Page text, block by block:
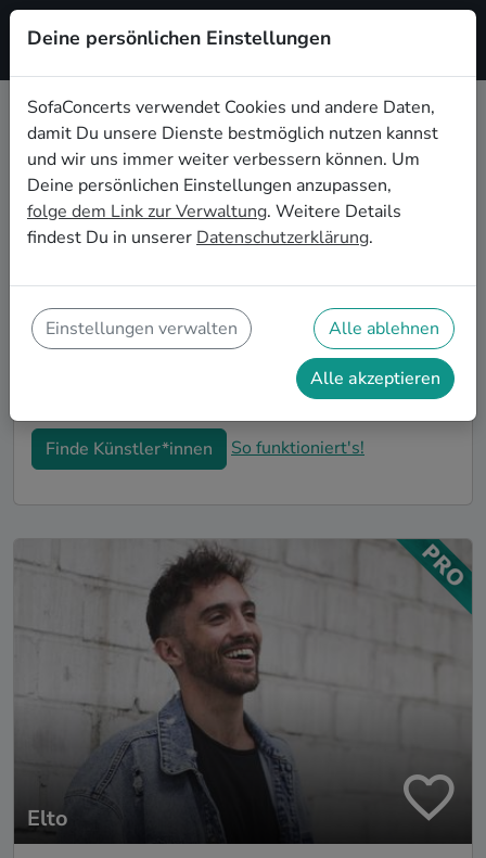
Registrieren
Instrumentale Hochzeitsbands
buchen in Krefeld
Du bist auf der Suche nach einer Instrumentale
Hochzeitsband in Krefeld für Deinen großen Tag?
findest Du eine Vielzahl an professionellen
Instrumentale Hochzeitsbands in Krefeld, die euer
Fest zu einem echten Highlight werden lassen. Buche
jetzt genau die richtige Live-Musik für eure
Finde Künstler*innen So funktioniert's!
Elto
Deine persönlichen Einstellungen
SofaConcerts verwendet Cookies und andere Daten,
damit Du unsere Dienste bestmöglich nutzen kannst
und wir uns immer weiter verbessern können. Um
Deine persönlichen Einstellungen anzupassen,
folge dem Link zur Verwaltung. Weitere Details
findest Du in unserer Datenschutzerklärung.
Einstellungen verwalten Alle ablehnen
Alle akzeptieren